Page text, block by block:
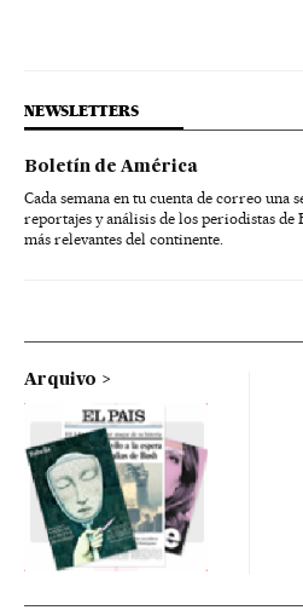
NEWSLETTERS
Boletín de América
Cada semana en tu cuenta de correo una
reportajes y análisis de los periodistas de
más relevantes del continente.
Arquivo